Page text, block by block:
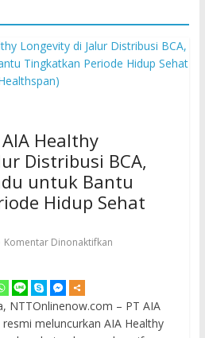
Healthy
Distribusi BCA,
untuk Bantu
Hidup Sehat
Komentar Dinonaktifkan
NTTOnlinenow.com – PT AIA
resmi meluncurkan AIA Healthy